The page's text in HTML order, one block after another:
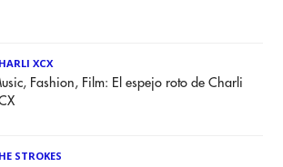
XCX
Fashion, Film: El espejo roto de Charli
STROKES